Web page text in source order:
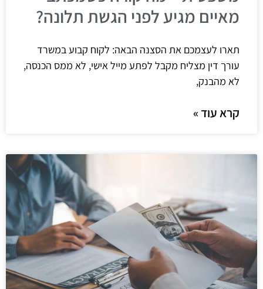
מאיים מגיע לפני הגשת תלונה?
תארו לעצמכם את הסצנה הבאה: לקוח קבוע במשרד
עורך דין מצליח מקבל לפתע מייל אישי, לא ממס הכנסה,
לא מהבנק,
קרא עוד »